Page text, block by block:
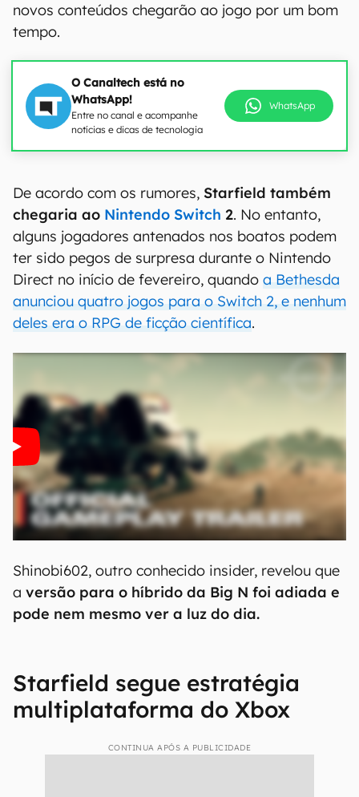
novos conteúdos chegarão ao jogo por um bom
tempo.
O Canaltech está no
WhatsApp!
Entre no canal e acompanhe
notícias e dicas de tecnologia
WhatsApp
De acordo com os rumores, Starfield também
chegaria ao Nintendo Switch 2. No entanto,
alguns jogadores antenados nos boatos podem
ter sido pegos de surpresa durante o Nintendo
Direct no início de fevereiro, quando a Bethesda
anunciou quatro jogos para o Switch 2, e nenhum
deles era o RPG de ficção científica.
Shinobi602, outro conhecido insider, revelou que
a versão para o híbrido da Big N foi adiada e
pode nem mesmo ver a luz do dia.
Starfield segue estratégia
multiplataforma do Xbox
CONTINUA APÓS A PUBLICIDADE